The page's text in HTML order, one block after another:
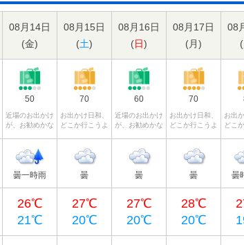
08月14日
(金)
08月15日
(土)
08月16日
(日)
08月17日
(月)
08
(
50
近場のお出かけ
が、お勧めかな
70
お出かけ日和、
どこか行こうよ
60
近場のお出かけ
が、お勧めかな
70
お出かけ日和、
どこか行こうよ
お出
どこ
曇一時雨 曇 曇 曇 曇
26℃
21℃
27℃
20℃
27℃
20℃
28℃
20℃